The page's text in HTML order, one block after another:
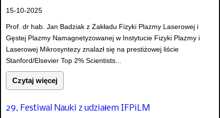
15-10-2025
Prof. dr hab. Jan Badziak z Zakładu Fizyki Plazmy Laserowej i
Gęstej Plazmy Namagnetyzowanej w Instytucie Fizyki Plazmy i
Laserowej Mikrosyntezy znalazł się na prestiżowej liście
Stanford/Elsevier Top 2% Scientists...
Czytaj więcej
29. Festiwal Nauki z udziałem IFPiLM